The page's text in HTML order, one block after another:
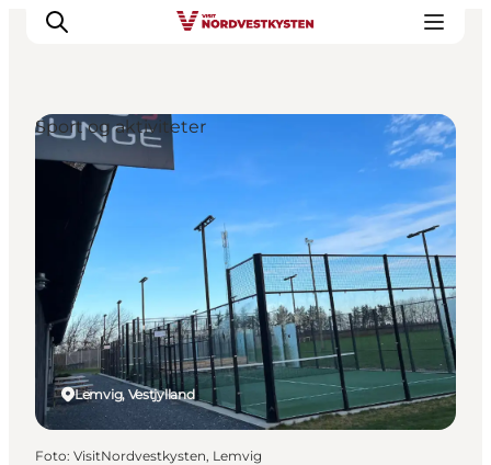
Feriesteder
Inspiration
Handicapvenlig ferie
Events
Overnatning
Planlæg din ferie
Lemvig, Vestjylland
Sport og aktiviteter
Foto: VisitNordvestkysten, Lemvig